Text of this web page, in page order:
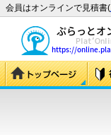
会員はオンラインで見積書(